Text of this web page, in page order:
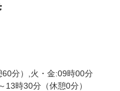
分）,火・金:09時00分
13時30分（休憩0分）